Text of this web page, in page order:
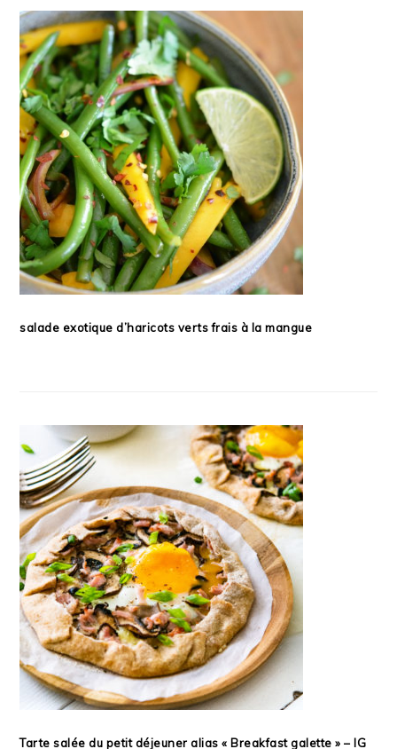
salade exotique d’haricots verts frais à la mangue
Tarte salée du petit déjeuner alias « Breakfast galette » – IG